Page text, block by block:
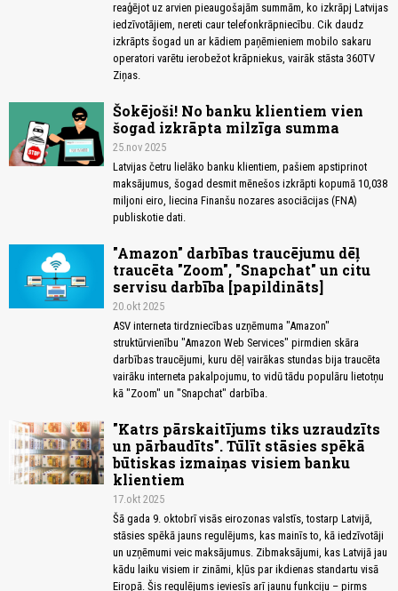
reaģējot uz arvien pieaugošajām summām, ko izkrāpj Latvijas
iedzīvotājiem, nereti caur telefonkrāpniecību. Cik daudz
izkrāpts šogad un ar kādiem paņēmieniem mobilo sakaru
operatori varētu ierobežot krāpniekus, vairāk stāsta 360TV
Ziņas.
Šokējoši! No banku klientiem vien
šogad izkrāpta milzīga summa
25.nov 2025
Latvijas četru lielāko banku klientiem, pašiem apstiprinot
maksājumus, šogad desmit mēnešos izkrāpti kopumā 10,038
miljoni eiro, liecina Finanšu nozares asociācijas (FNA)
publiskotie dati.
"Amazon" darbības traucējumu dēļ
traucēta "Zoom", "Snapchat" un citu
servisu darbība [papildināts]
20.okt 2025
ASV interneta tirdzniecības uzņēmuma "Amazon"
struktūrvienību "Amazon Web Services" pirmdien skāra
darbības traucējumi, kuru dēļ vairākas stundas bija traucēta
vairāku interneta pakalpojumu, to vidū tādu populāru lietotņu
kā "Zoom" un "Snapchat" darbība.
"Katrs pārskaitījums tiks uzraudzīts
un pārbaudīts". Tūlīt stāsies spēkā
būtiskas izmaiņas visiem banku
klientiem
17.okt 2025
Šā gada 9. oktobrī visās eirozonas valstīs, tostarp Latvijā,
stāsies spēkā jauns regulējums, kas mainīs to, kā iedzīvotāji
un uzņēmumi veic maksājumus. Zibmaksājumi, kas Latvijā jau
kādu laiku visiem ir zināmi, kļūs par ikdienas standartu visā
Eiropā. Šis regulējums ieviesīs arī jaunu funkciju – pirms